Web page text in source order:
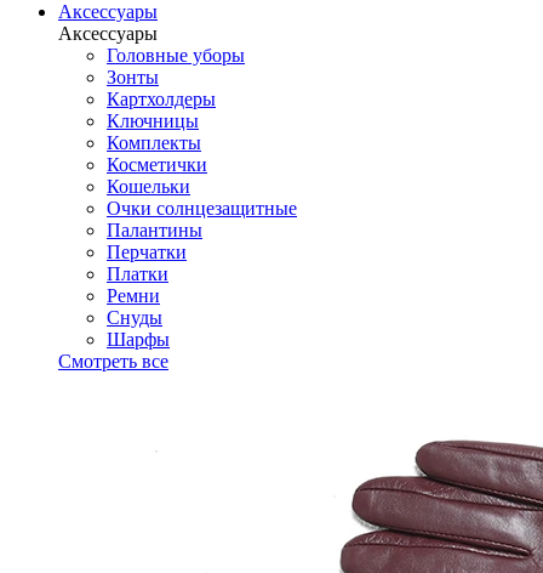
Аксессуары
Аксессуары
Головные уборы
Зонты
Картхолдеры
Ключницы
Комплекты
Косметички
Кошельки
Очки солнцезащитные
Палантины
Перчатки
Платки
Ремни
Снуды
Шарфы
Смотреть все